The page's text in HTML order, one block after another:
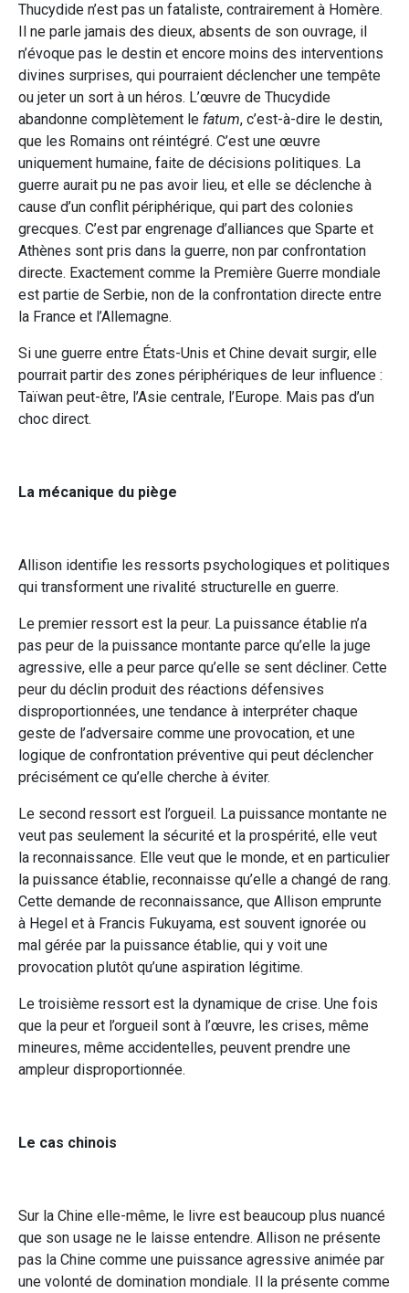
Thucydide n’est pas un fataliste, contrairement à Homère.
Il ne parle jamais des dieux, absents de son ouvrage, il
n’évoque pas le destin et encore moins des interventions
divines surprises, qui pourraient déclencher une tempête
ou jeter un sort à un héros. L’œuvre de Thucydide
abandonne complètement le fatum, c’est-à-dire le destin,
que les Romains ont réintégré. C’est une œuvre
uniquement humaine, faite de décisions politiques. La
guerre aurait pu ne pas avoir lieu, et elle se déclenche à
cause d’un conflit périphérique, qui part des colonies
grecques. C’est par engrenage d’alliances que Sparte et
Athènes sont pris dans la guerre, non par confrontation
directe. Exactement comme la Première Guerre mondiale
est partie de Serbie, non de la confrontation directe entre
la France et l’Allemagne.
Si une guerre entre États-Unis et Chine devait surgir, elle
pourrait partir des zones périphériques de leur influence :
Taïwan peut-être, l’Asie centrale, l’Europe. Mais pas d’un
choc direct.
La mécanique du piège
Allison identifie les ressorts psychologiques et politiques
qui transforment une rivalité structurelle en guerre.
Le premier ressort est la peur. La puissance établie n’a
pas peur de la puissance montante parce qu’elle la juge
agressive, elle a peur parce qu’elle se sent décliner. Cette
peur du déclin produit des réactions défensives
disproportionnées, une tendance à interpréter chaque
geste de l’adversaire comme une provocation, et une
logique de confrontation préventive qui peut déclencher
précisément ce qu’elle cherche à éviter.
Le second ressort est l’orgueil. La puissance montante ne
veut pas seulement la sécurité et la prospérité, elle veut
la reconnaissance. Elle veut que le monde, et en particulier
la puissance établie, reconnaisse qu’elle a changé de rang.
Cette demande de reconnaissance, que Allison emprunte
à Hegel et à Francis Fukuyama, est souvent ignorée ou
mal gérée par la puissance établie, qui y voit une
provocation plutôt qu’une aspiration légitime.
Le troisième ressort est la dynamique de crise. Une fois
que la peur et l’orgueil sont à l’œuvre, les crises, même
mineures, même accidentelles, peuvent prendre une
ampleur disproportionnée.
Le cas chinois
Sur la Chine elle-même, le livre est beaucoup plus nuancé
que son usage ne le laisse entendre. Allison ne présente
pas la Chine comme une puissance agressive animée par
une volonté de domination mondiale. Il la présente comme